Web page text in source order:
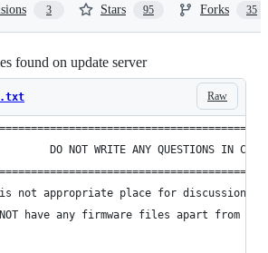
3 Stars 95 Forks 35
found on update server
Raw
DO NOT WRITE ANY QUESTIONS IN
not appropriate place for discussions.
have any firmware files apart from